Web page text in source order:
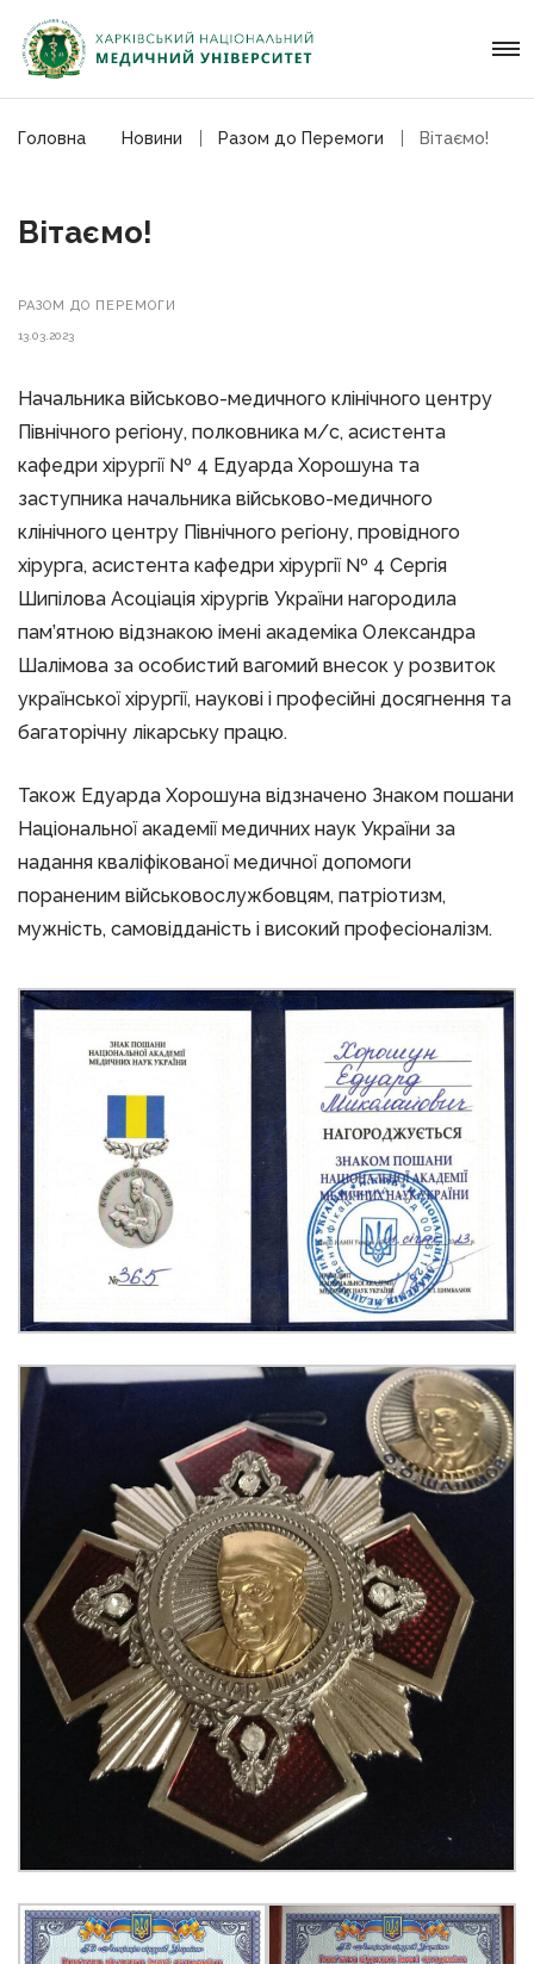
Головна Новини Разом до Перемоги Вітаємо!
Вітаємо!
РАЗОМ ДО ПЕРЕМОГИ
13.03.2023
Начальника вiйськово-медичного клiнiчного центру
Пiвнiчного регiону, полковника м/с, асистента
кафедри хiрургiї № 4 Едуарда Хорошуна та
заступника начальника вiйськово-медичного
клiнiчного центру Пiвнiчного регioну, провiдного
хiрурга, асистента кафедри хiрургiї № 4 Сергія
Шипiлова Асоціація хірургів України нагородила
пам’ятною відзнакою iмені академiка Олександра
Шалiмова за особистий вагомий внесок у розвиток
української хірургії, наукові і професійні досягнення та
багаторічну лікарську працю.
Також Едуарда Хорошуна відзначено Знаком пошани
Національної академії медичних наук України за
надання кваліфікованої медичної допомоги
пораненим військовослужбовцям, патріотизм,
мужність, самовідданість і високий професіоналізм.